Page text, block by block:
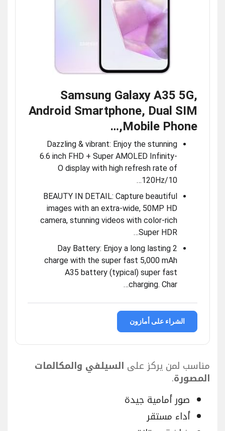
Samsung Galaxy A35 5G,
Android Smartphone, Dual SIM
Mobile Phone,…
Dazzling & vibrant: Enjoy the stunning
6.6 inch FHD + Super AMOLED Infinity-
O display with high refresh rate of
120Hz/10…
BEAUTY IN DETAIL: Capture beautiful
images with an extra-wide, 50MP HD
camera, stunning videos with color-rich
Super HDR…
2 Day Battery: Enjoy a long lasting
charge with the super fast 5,000 mAh
A35 battery (typical) super fast
charging. Char…
الشراء على أمازون
مناسب لمن يركز على السيلفي والمكالمات
المصورة.
صور أمامية جيدة
أداء مستقر